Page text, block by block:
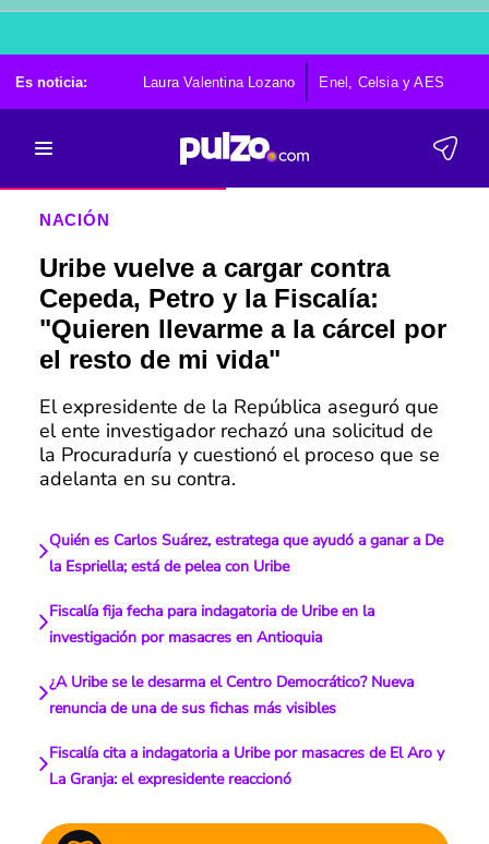
Es noticia: Laura Valentina Lozano Enel, Celsia y AES
NACIÓN
Uribe vuelve a cargar contra
Cepeda, Petro y la Fiscalía:
"Quieren llevarme a la cárcel por
el resto de mi vida"
El expresidente de la República aseguró que
el ente investigador rechazó una solicitud de
la Procuraduría y cuestionó el proceso que se
adelanta en su contra.
Quién es Carlos Suárez, estratega que ayudó a ganar a De
la Espriella; está de pelea con Uribe
Fiscalía fija fecha para indagatoria de Uribe en la
investigación por masacres en Antioquia
¿A Uribe se le desarma el Centro Democrático? Nueva
renuncia de una de sus fichas más visibles
Fiscalía cita a indagatoria a Uribe por masacres de El Aro y
La Granja: el expresidente reaccionó